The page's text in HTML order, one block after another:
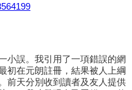
小誤。我引用了一項錯誤的網
初在元朗註冊，結果被人上綱
前天分別收到讀者及友人提供